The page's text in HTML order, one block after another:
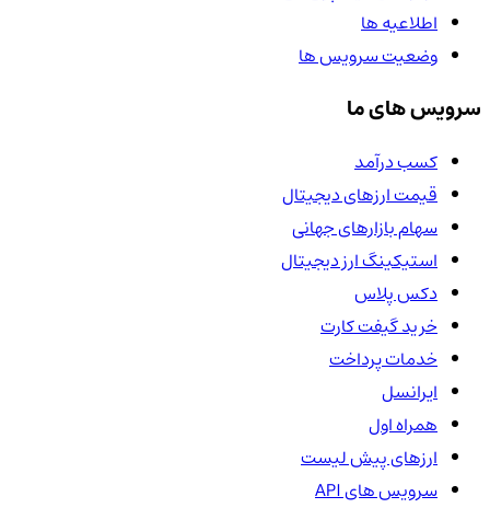
اطلاعیه ها
وضعیت سرویس ها
سرویس های ما
کسب درآمد
قیمت ارزهای دیجیتال
سهام بازارهای جهانی
استیکینگ ارز دیجیتال
دکس پلاس
خرید گیفت کارت
خدمات پرداخت
ایرانسل
همراه اول
ارزهای پیش لیست
سرویس های API